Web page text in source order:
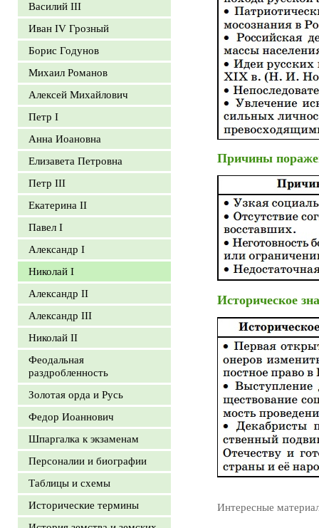
Василий III
Иван IV Грозный
Борис Годунов
Михаил Романов
Алексей Михайлович
Петр I
Анна Иоановна
Елизавета Петровна
Петр III
Екатерина II
Павел I
Александр I
Николай I
Александр II
Александр III
Николай II
Феодальная
раздробленность
Золотая орда и Русь
Федор Иоаннович
Шпаргалка к экзаменам
Персоналии и биографии
Таблицы и схемы
Исторические термины
Причины
Историческое
Интересные